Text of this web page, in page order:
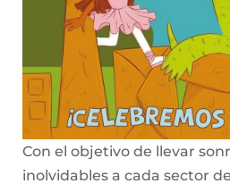
Con el objetivo de llevar
inolvidables a cada sector